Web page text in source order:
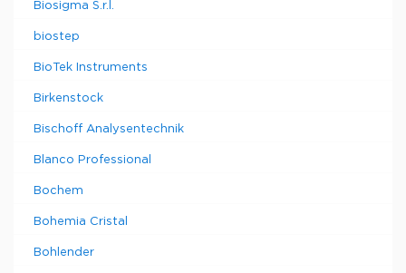
Biosigma S.r.l.
biostep
BioTek Instruments
Birkenstock
Bischoff Analysentechnik
Blanco Professional
Bochem
Bohemia Cristal
Bohlender